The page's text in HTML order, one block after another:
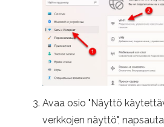
Avaa osio "Näyttö
verkkojen näyttö",